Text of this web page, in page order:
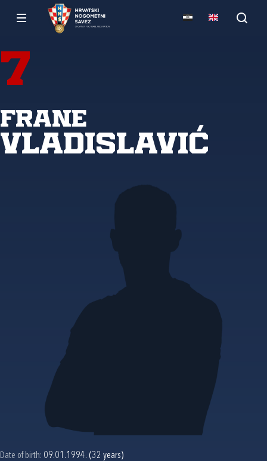
7
Frane
Vladislavić
Date of birth: 09.01.1994. (32 years)